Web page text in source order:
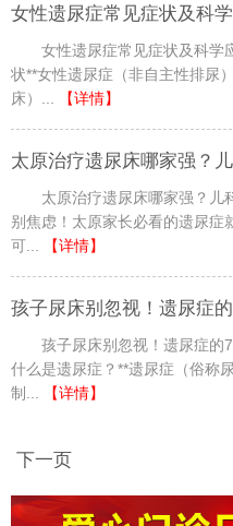
女性遗尿症常见症状及科
女性遗尿症常见症状及科学
状**女性遗尿症（非自主性排尿
床）...
【详情】
太原治疗遗尿床哪家强？
太原治疗遗尿床哪家强？儿
别焦虑！太原家长必看的遗尿症
可...
【详情】
孩子尿床别忽视！遗尿症
孩子尿床别忽视！遗尿症的
什么是遗尿症？**遗尿症（俗称
制...
【详情】
下一页